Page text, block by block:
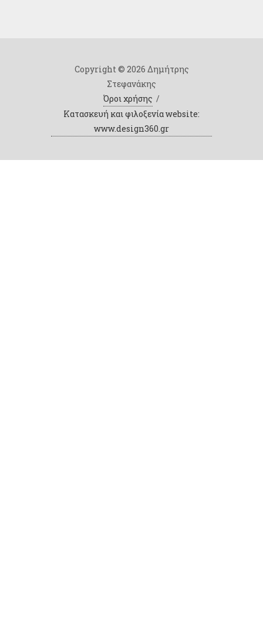
Copyright © 2026 Δημήτρης
Στεφανάκης
Όροι χρήσης /
Κατασκευή και φιλοξενία website:
www.design360.gr